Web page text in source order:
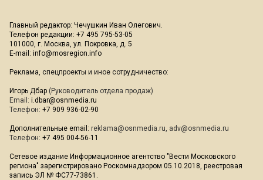
ТРАНСПОРТ
подготовили к работе зимой. Более 9,5 тысяч
автобусов и 550 электричек будут работать в
этот период. Об этом говорится в сообщении